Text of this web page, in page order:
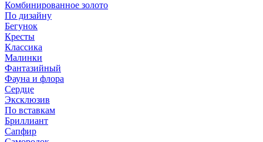
Комбинированное золото
По дизайну
Бегунок
Кресты
Классика
Малинки
Фантазийный
Фауна и флора
Сердце
Эксклюзив
По вставкам
Бриллиант
Сапфир